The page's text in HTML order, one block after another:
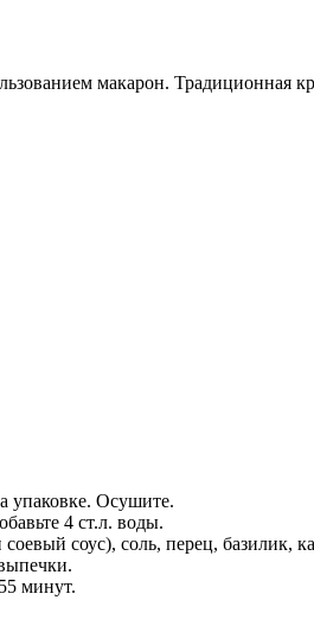
макарон. Традиционная
упаковке. Осушите.
4 ст.л. воды.
соус), соль, перец,
минут.